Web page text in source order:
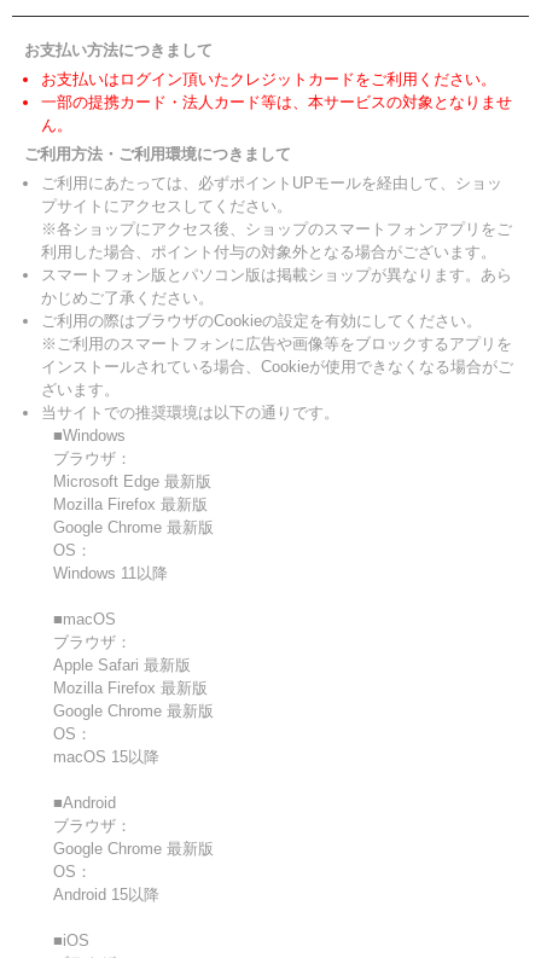
お支払い方法につきまして
お支払いはログイン頂いたクレジットカードをご利用ください。
一部の提携カード・法人カード等は、本サービスの対象となりませ
ん。
ご利用方法・ご利用環境につきまして
ご利用にあたっては、必ずポイントUPモールを経由して、ショッ
プサイトにアクセスしてください。
※各ショップにアクセス後、ショップのスマートフォンアプリをご
利用した場合、ポイント付与の対象外となる場合がございます。
スマートフォン版とパソコン版は掲載ショップが異なります。あら
かじめご了承ください。
ご利用の際はブラウザのCookieの設定を有効にしてください。
※ご利用のスマートフォンに広告や画像等をブロックするアプリを
インストールされている場合、Cookieが使用できなくなる場合がご
ざいます。
当サイトでの推奨環境は以下の通りです。
■Windows
ブラウザ：
Microsoft Edge 最新版
Mozilla Firefox 最新版
Google Chrome 最新版
OS：
Windows 11以降
■macOS
ブラウザ：
Apple Safari 最新版
Mozilla Firefox 最新版
Google Chrome 最新版
OS：
macOS 15以降
■Android
ブラウザ：
Google Chrome 最新版
OS：
Android 15以降
■iOS